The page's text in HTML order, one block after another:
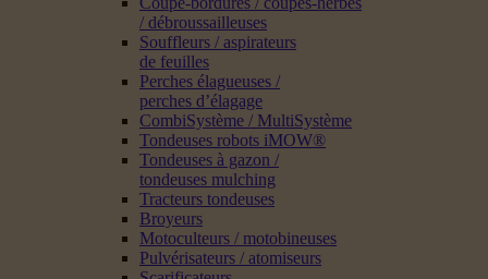
/ débroussailleuses
Souffleurs / aspirateurs
de feuilles
Perches élagueuses /
perches d’élagage
CombiSystème / MultiSystème
Tondeuses robots iMOW®
Tondeuses à gazon /
tondeuses mulching
Tracteurs tondeuses
Broyeurs
Motoculteurs / motobineuses
Pulvérisateurs / atomiseurs